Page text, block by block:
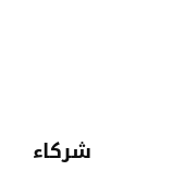
شركاء